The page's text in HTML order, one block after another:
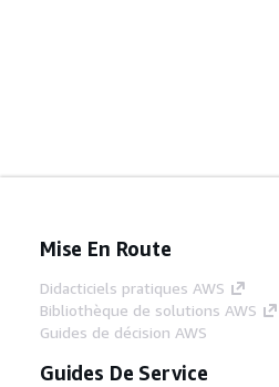
Mise En Route
Didacticiels pratiques AWS
Bibliothèque de solutions AWS
Guides de décision AWS
Guides De Service